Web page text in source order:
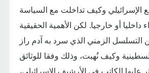
الإسرائيلي وكيف تداخلت مع السياسة
داخليا أو خارجيا. لكن الأهمية الحقيقية
التسلسل الزمني الذي سرد به آدم راز
وكيف نُهبت، وذلك وفقا للوثائق
عليها الكاتب في الأرشيف الإسرائيلي،